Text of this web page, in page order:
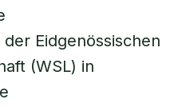
Eidgenössischen
(WSL) in